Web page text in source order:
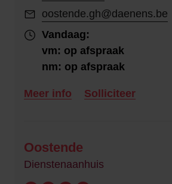
oostende.gh@daenens.be
Vandaag:
vm: op afspraak
nm: op afspraak
Meer info Solliciteer
Oostende
Dienstenaanhuis